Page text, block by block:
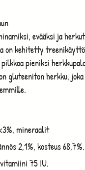
evääksi ja
on kehitetty
pieniksi
gluteeniton herkku,
mineraalit
2,1%, kosteus 68,7%.
75 IU.